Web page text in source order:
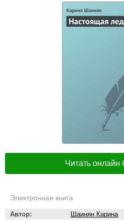
Читать онлайн
Электронная книга
Автор: Шаинян Карина